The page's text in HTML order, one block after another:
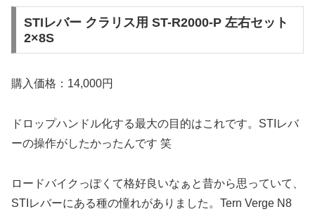
STIレバー クラリス用 ST-R2000-P 左右セット
2×8S
購入価格：14,000円
ドロップハンドル化する最大の目的はこれです。STIレバ
ーの操作がしたかったんです 笑
ロードバイクっぽくて格好良いなぁと昔から思っていて、
STIレバーにある種の憧れがありました。Tern Verge N8